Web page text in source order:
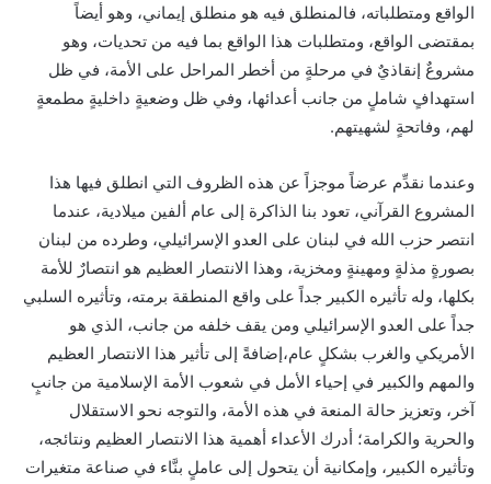
الواقع ومتطلباته، فالمنطلق فيه هو منطلق إيماني، وهو أيضاً
بمقتضى الواقع، ومتطلبات هذا الواقع بما فيه من تحديات، وهو
مشروعٌ إنقاذيٌ في مرحلةٍ من أخطر المراحل على الأمة، في ظل
استهدافٍ شاملٍ من جانب أعدائها، وفي ظل وضعيةٍ داخليةٍ مطمعةٍ
لهم، وفاتحةٍ لشهيتهم.
وعندما نقدِّم عرضاً موجزاً عن هذه الظروف التي انطلق فيها هذا
المشروع القرآني، تعود بنا الذاكرة إلى عام ألفين ميلادية، عندما
انتصر حزب الله في لبنان على العدو الإسرائيلي، وطرده من لبنان
بصورةٍ مذلةٍ ومهينةٍ ومخزية، وهذا الانتصار العظيم هو انتصارٌ للأمة
بكلها، وله تأثيره الكبير جداً على واقع المنطقة برمته، وتأثيره السلبي
جداً على العدو الإسرائيلي ومن يقف خلفه من جانب، الذي هو
الأمريكي والغرب بشكلٍ عام،إضافةً إلى تأثير هذا الانتصار العظيم
والمهم والكبير في إحياء الأمل في شعوب الأمة الإسلامية من جانبٍ
آخر، وتعزيز حالة المنعة في هذه الأمة، والتوجه نحو الاستقلال
والحرية والكرامة؛ أدرك الأعداء أهمية هذا الانتصار العظيم ونتائجه،
وتأثيره الكبير، وإمكانية أن يتحول إلى عاملٍ بنَّاء في صناعة متغيرات